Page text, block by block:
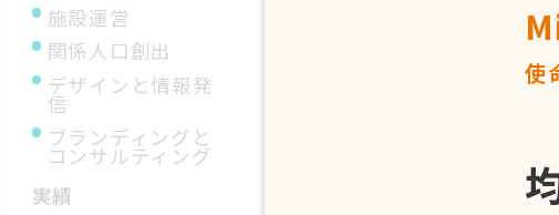
施設運営
関係人口創出
デザインと情報発
信
ブランディングと
コンサルティング
実績
使